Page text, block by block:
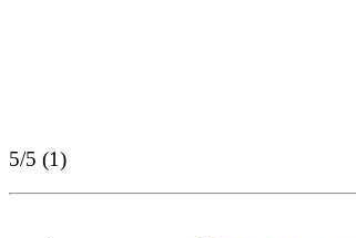
5/5 (1)